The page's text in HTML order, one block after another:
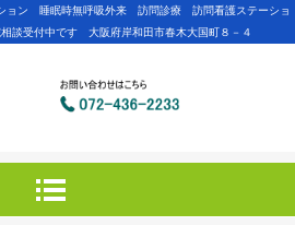
ン 睡眠時無呼吸外来 訪問診療 訪問看護ステーショ
談受付中です 大阪府岸和田市春木大国町８－４